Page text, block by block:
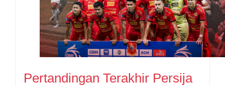
Pertandingan Terakhir Persija